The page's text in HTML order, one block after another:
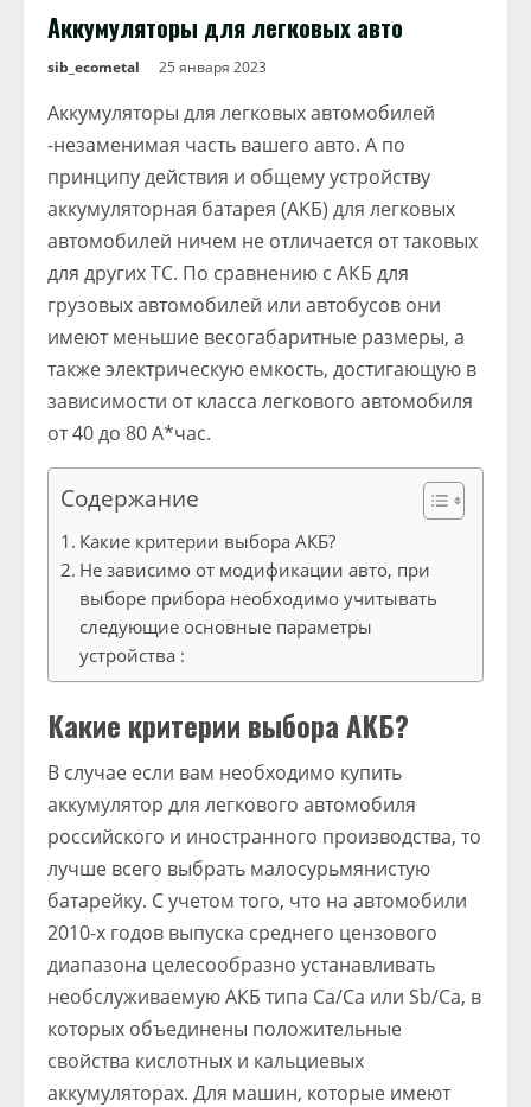
Аккумуляторы для легковых авто
sib_ecometal 25 января 2023
Аккумуляторы для легковых автомобилей
-незаменимая часть вашего авто. А по
принципу действия и общему устройству
аккумуляторная батарея (АКБ) для легковых
автомобилей ничем не отличается от таковых
для других ТС. По сравнению с АКБ для
грузовых автомобилей или автобусов они
имеют меньшие весогабаритные размеры, а
также электрическую емкость, достигающую в
зависимости от класса легкового автомобиля
от 40 до 80 А*час.
Содержание
Какие критерии выбора АКБ?
Не зависимо от модификации авто, при
выборе прибора необходимо учитывать
следующие основные параметры
устройства :
Какие критерии выбора АКБ?
В случае если вам необходимо купить
аккумулятор для легкового автомобиля
российского и иностранного производства, то
лучше всего выбрать малосурьмянистую
батарейку. С учетом того, что на автомобили
2010-х годов выпуска среднего цензового
диапазона целесообразно устанавливать
необслуживаемую АКБ типа Ca/Ca или Sb/Сa, в
которых объединены положительные
свойства кислотных и кальциевых
аккумуляторах. Для машин, которые имеют